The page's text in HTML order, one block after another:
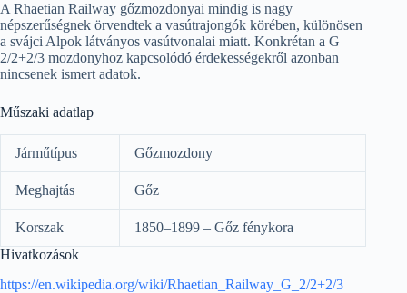
A Rhaetian Railway gőzmozdonyai mindig is nagy
népszerűségnek örvendtek a vasútrajongók körében, különösen
a svájci Alpok látványos vasútvonalai miatt. Konkrétan a G
2/2+2/3 mozdonyhoz kapcsolódó érdekességekről azonban
nincsenek ismert adatok.
Műszaki adatlap
Járműtípus Gőzmozdony
Meghajtás Gőz
Korszak
1850–1899 – Gőz fénykora
Hivatkozások
https://en.wikipedia.org/wiki/Rhaetian_Railway_G_2/2+2/3